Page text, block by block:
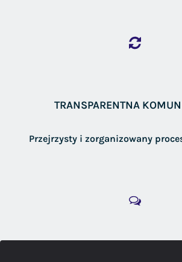
TRANSPARENTNA
Przejrzysty i zorganizowany